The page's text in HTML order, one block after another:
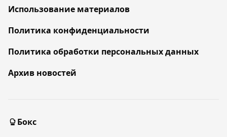
Использование материалов
Политика конфиденциальности
Политика обработки персональных данных
Архив новостей
Бокс